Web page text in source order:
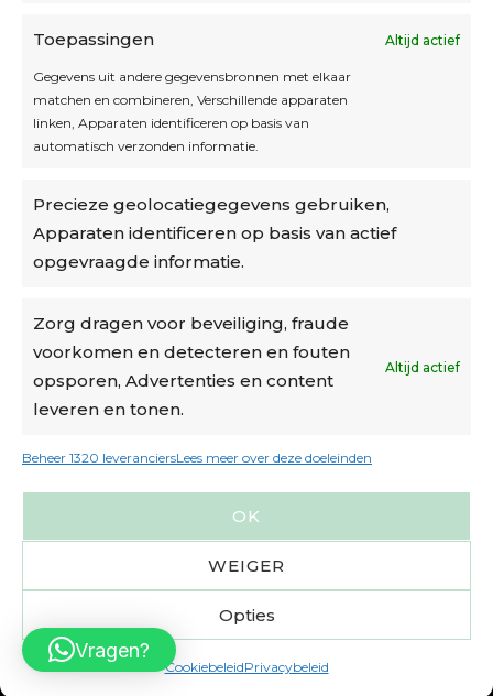
Toepassingen Altijd actief
Gegevens uit andere gegevensbronnen met elkaar
matchen en combineren, Verschillende apparaten
linken, Apparaten identificeren op basis van
automatisch verzonden informatie.
Precieze geolocatiegegevens gebruiken,
Apparaten identificeren op basis van actief
opgevraagde informatie.
Zorg dragen voor beveiliging, fraude
voorkomen en detecteren en fouten
opsporen, Advertenties en content
leveren en tonen.
Altijd actief
Beheer 1320 leveranciersLees meer over deze doeleinden
OK
WEIGER
Opties
CookiebeleidPrivacybeleid
Algemene voorwaarden
Cookiebeleid
Accountinstellingen
Verzending
€6,50-€7,50 via Bpost
Vragen?